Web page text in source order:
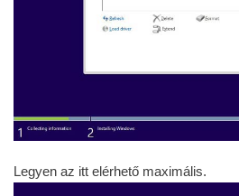
Legyen az itt elérhető maximális.